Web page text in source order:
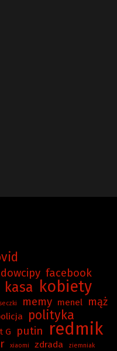
dowcipy facebook
kasa kobiety
memy menel mąż
polityka
G putin redmik
xiaomi zdrada
ziemniak